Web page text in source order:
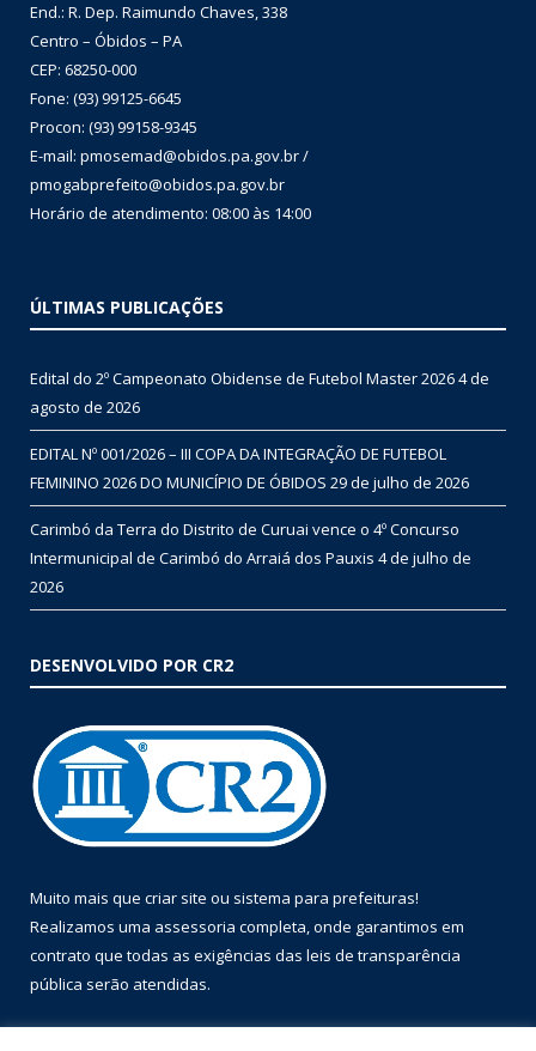
End.: R. Dep. Raimundo Chaves, 338
Centro – Óbidos – PA
CEP: 68250-000
Fone: (93) 99125-6645
Procon: (93) 99158-9345
E-mail: pmosemad@obidos.pa.gov.br /
pmogabprefeito@obidos.pa.gov.br
Horário de atendimento: 08:00 às 14:00
ÚLTIMAS PUBLICAÇÕES
Edital do 2º Campeonato Obidense de Futebol Master 20264 de
agosto de 2026
EDITAL Nº 001/2026 – III COPA DA INTEGRAÇÃO DE FUTEBOL
FEMININO 2026 DO MUNICÍPIO DE ÓBIDOS 29 de julho de 2026
Carimbó da Terra do Distrito de Curuai vence o 4º Concurso
Intermunicipal de Carimbó do Arraiá dos Pauxis 4 de julho de
2026
DESENVOLVIDO POR CR2
Muito mais que criar site ou sistema para prefeituras!
Realizamos uma assessoria completa, onde garantimos em
contrato que todas as exigências das leis de transparência
pública serão atendidas.